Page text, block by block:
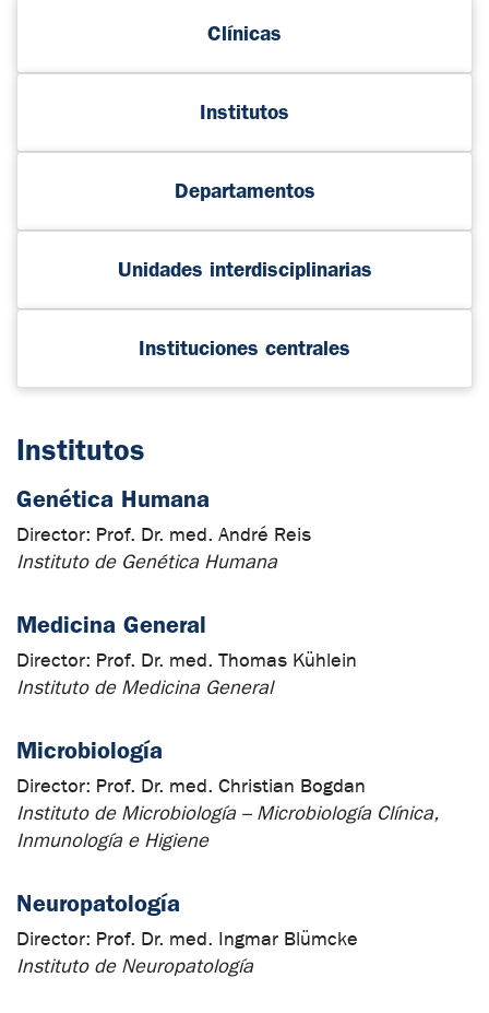
Clínicas
Institutos
Departamentos
Unidades interdisciplinarias
Instituciones centrales
Institutos
Genética Humana
Director: Prof. Dr. med. André Reis
Instituto de Genética Humana
Medicina General
Director: Prof. Dr. med. Thomas Kühlein
Instituto de Medicina General
Microbiología
Director: Prof. Dr. med. Christian Bogdan
Instituto de Microbiología – Microbiología Clínica,
Inmunología e Higiene
Neuropatología
Director: Prof. Dr. med. Ingmar Blümcke
Instituto de Neuropatología